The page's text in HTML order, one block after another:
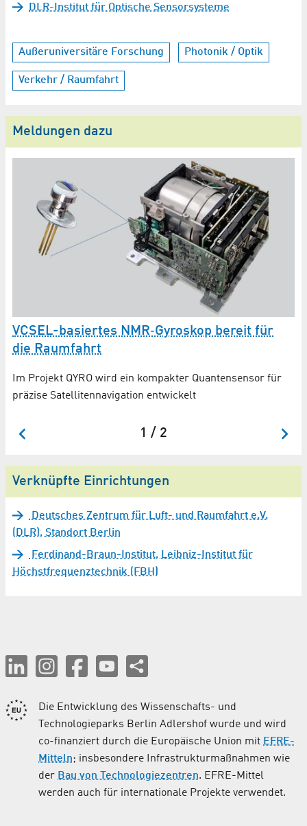
DLR-Institut für Optische Sensorsysteme
Außeruniversitäre Forschung Photonik / Optik
Verkehr / Raumfahrt
Meldungen dazu
VCSEL-basiertes NMR‑Gyroskop bereit für
die Raumfahrt
Im Projekt QYRO wird ein kompakter Quantensensor für
präzise Satellitennavigation entwickelt
1 / 2
Verknüpfte Einrichtungen
Deutsches Zentrum für Luft- und Raumfahrt e.V.
(DLR), Standort Berlin
Ferdinand-Braun-Institut, Leibniz-Institut für
Höchstfrequenztechnik (FBH)
Die Entwicklung des Wissenschafts- und
Technologieparks Berlin Adlershof wurde und wird
co-finanziert durch die Europäische Union mit EFRE-
Mitteln; insbesondere Infrastrukturmaßnahmen wie
der Bau von Technologiezentren. EFRE-Mittel
werden auch für internationale Projekte verwendet.